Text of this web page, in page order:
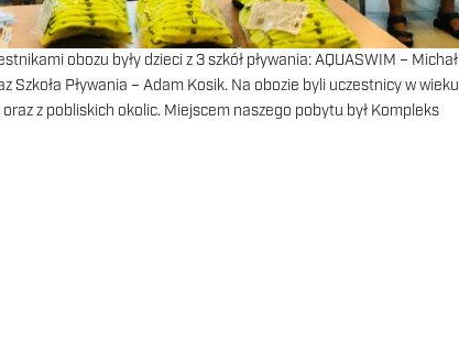
obozu były dzieci z 3 szkół pływania: AQUASWIM – Michał
Szkoła Pływania – Adam Kosik. Na obozie byli uczestnicy w wieku
z pobliskich okolic. Miejscem naszego pobytu był Kompleks